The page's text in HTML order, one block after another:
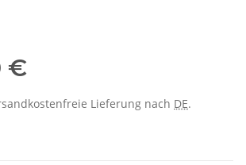
€
Lieferung nach DE.